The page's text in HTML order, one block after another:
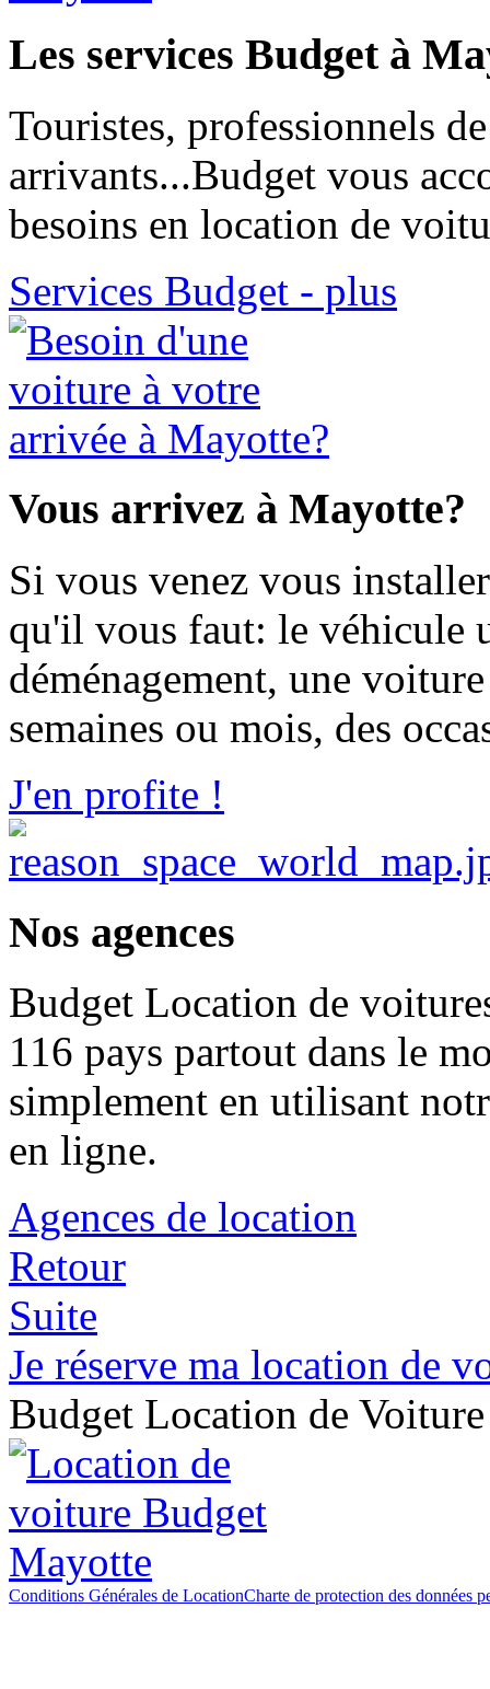
Les services Budget à
Touristes, professionnels
arrivants...Budget vous
besoins en location de
Services Budget - plus
Vous arrivez à Mayotte?
Si vous venez vous
qu'il vous faut: le véhicule
déménagement, une
semaines ou mois, des
J'en profite !
Nos agences
Budget Location de
116 pays partout dans le
simplement en utilisant
en ligne.
Agences de location
Retour
Suite
Je réserve ma location de
Budget Location de
Conditions Générales de LocationCharte de protection des données